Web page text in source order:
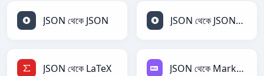
JSON থেকে JSON JSON থেকে JSONLines
JSON থেকে LaTeX JSON থেকে Markdown